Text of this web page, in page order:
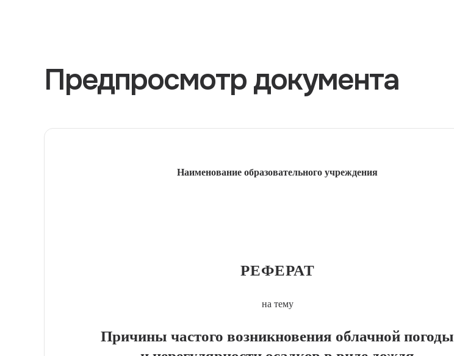
Предпросмотр документа
Наименование образовательного учреждения
РЕФЕРАТ
на тему
Причины частого возникновения облачной погоды